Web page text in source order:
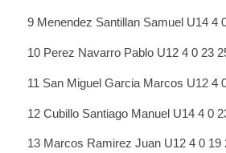
9 Menendez Santillan Samuel U14 4
10 Perez Navarro Pablo U12 4 0 23
11 San Miguel Garcia Marcos U12 4
12 Cubillo Santiago Manuel U14 4 0
13 Marcos Ramirez Juan U12 4 0 19